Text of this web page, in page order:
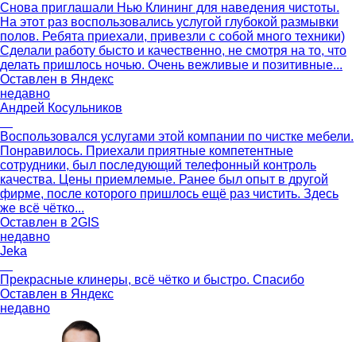
Снова приглашали Нью Клининг для наведения чистоты.
На этот раз воспользовались услугой глубокой размывки
полов. Ребята приехали, привезли с собой много техники)
Сделали работу бысто и качественно, не смотря на то, что
делать пришлось ночью. Очень вежливые и позитивные...
Оставлен в Яндекс
недавно
Андрей Косульников
Воспользовался услугами этой компании по чистке мебели.
Понравилось. Приехали приятные компетентные
сотрудники, был последующий телефонный контроль
качества. Цены приемлемые. Ранее был опыт в другой
фирме, после которого пришлось ещë раз чистить. Здесь
же всё чётко...
Оставлен в 2GIS
недавно
Jeka
Прекрасные клинеры, всё чётко и быстро. Спасибо
Оставлен в Яндекс
недавно